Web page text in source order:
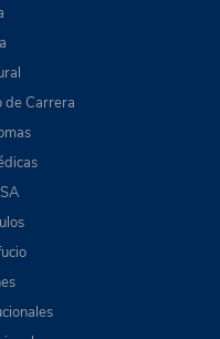
de Carrera